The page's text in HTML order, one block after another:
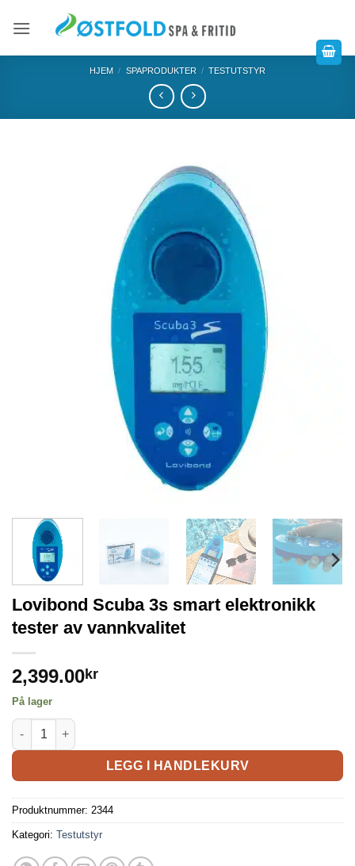
HJEM / SPAPRODUKTER / TESTUTSTYR
Lovibond Scuba 3s smart elektronikk
tester av vannkvalitet
2,399.00kr
På lager
LEGG I HANDLEKURV
Produktnummer: 2344
Kategori: Testutstyr